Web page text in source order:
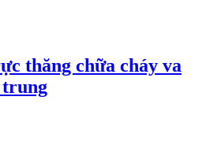
thăng chữa cháy va
trung